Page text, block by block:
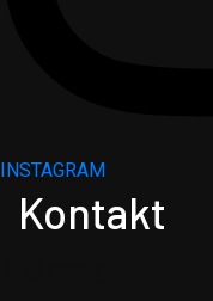
INSTAGRAM
Kontakt